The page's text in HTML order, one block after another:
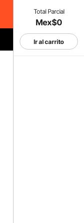
Total Parcial
Mex$0
Ir al carrito